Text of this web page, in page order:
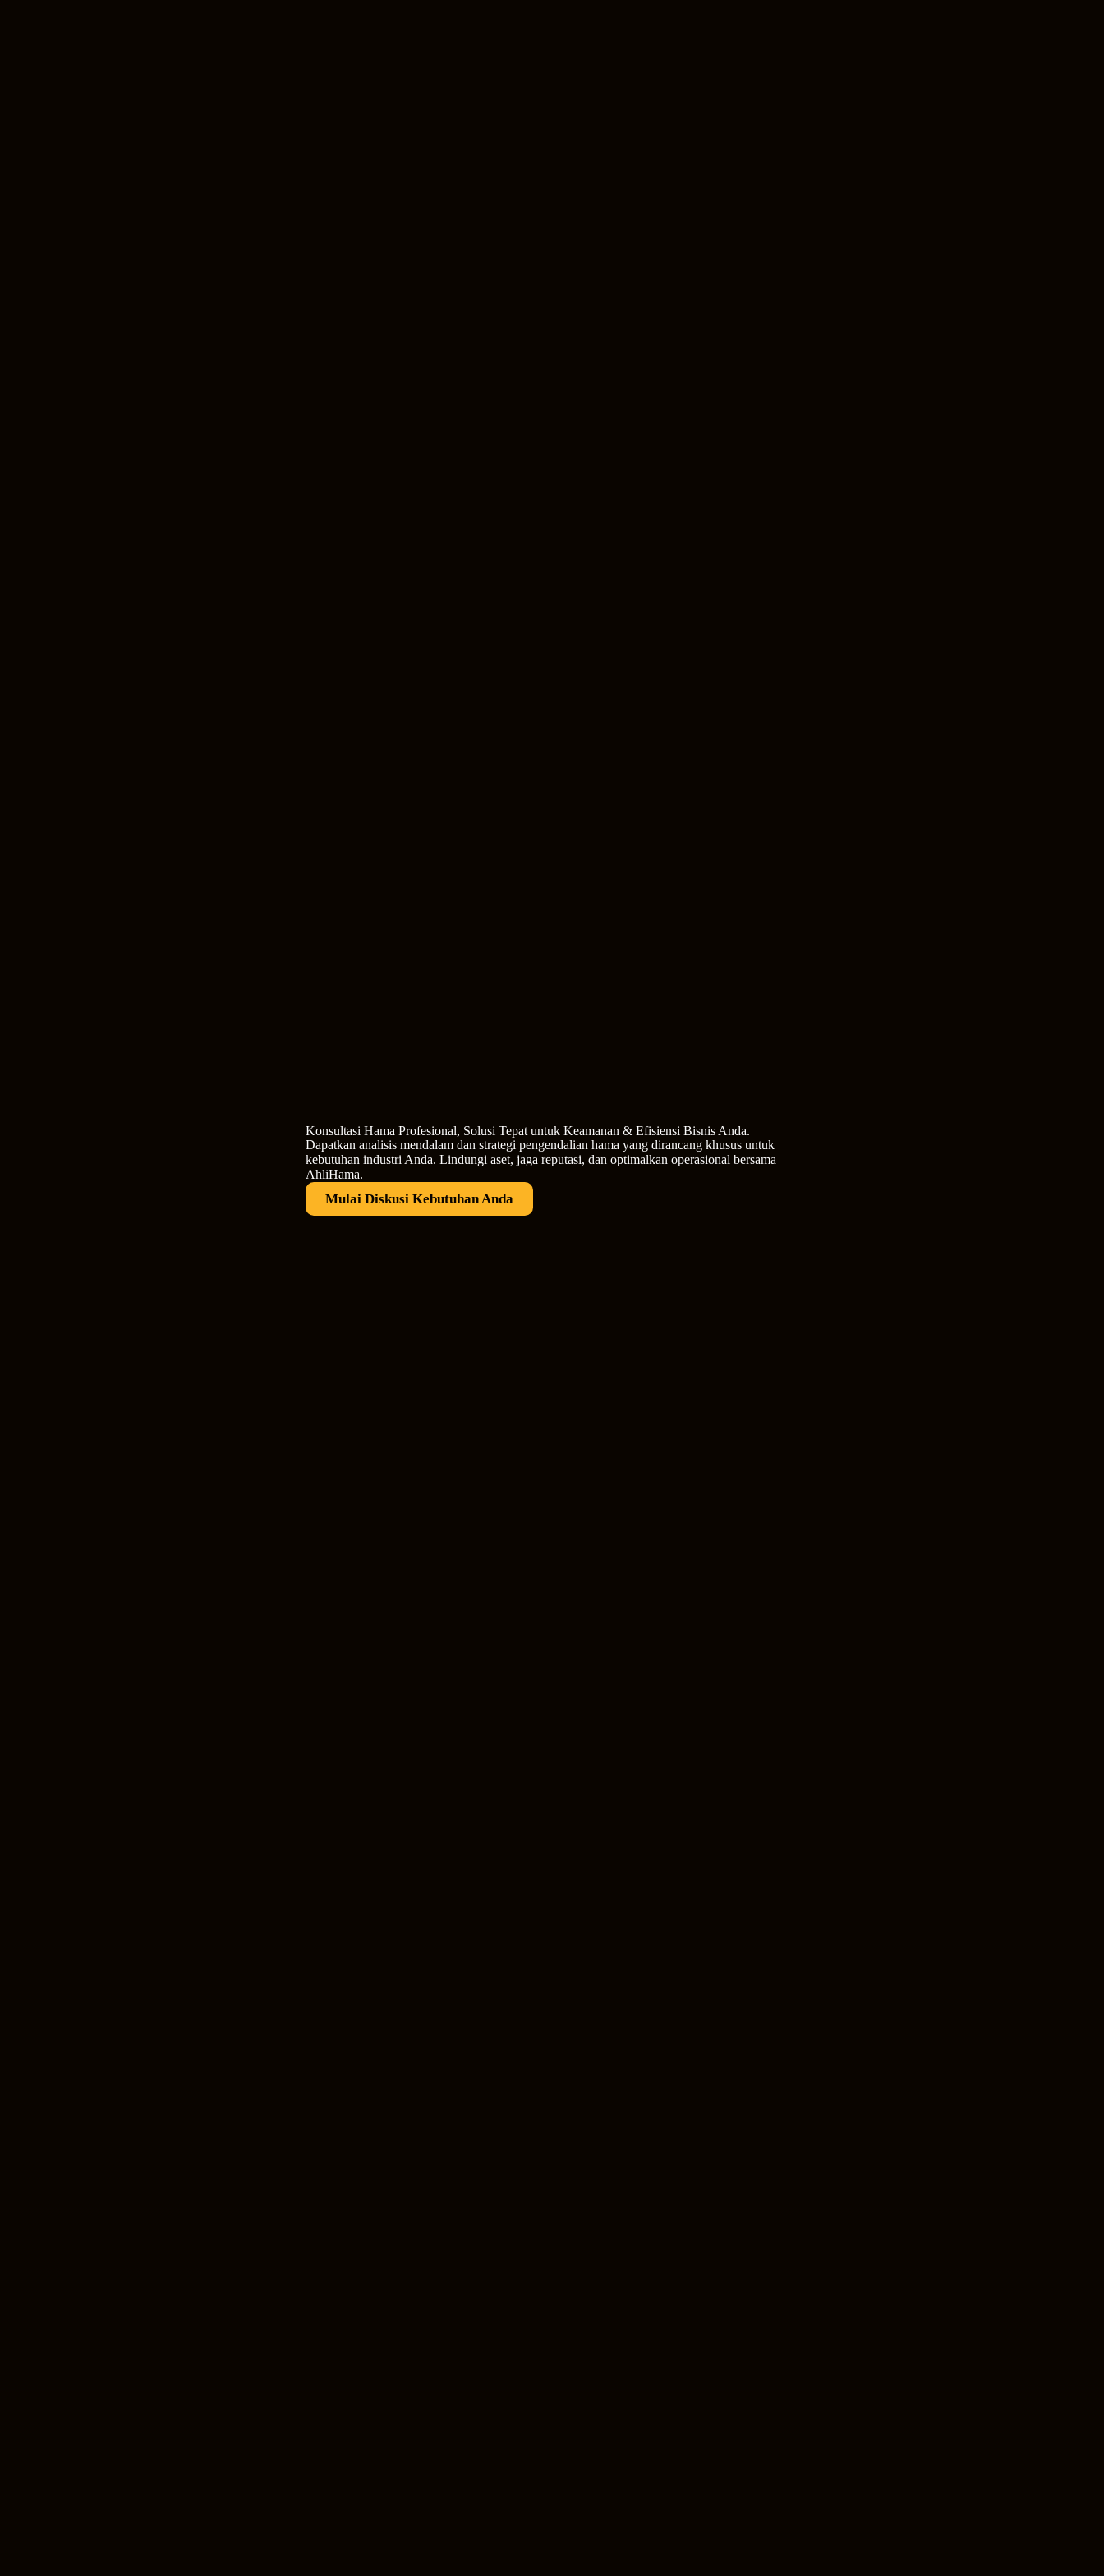
Konsultasi Hama Profesional, Solusi Tepat untuk Keamanan & Efisiensi Bisnis Anda.
Dapatkan analisis mendalam dan strategi pengendalian hama yang dirancang khusus untuk
kebutuhan industri Anda. Lindungi aset, jaga reputasi, dan optimalkan operasional bersama
AhliHama.
Mulai Diskusi Kebutuhan Anda